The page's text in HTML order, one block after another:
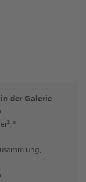
der Galerie